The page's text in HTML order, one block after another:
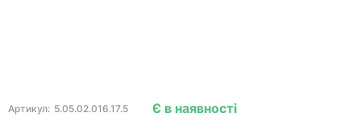
Артикул: 5.05.02.016.17.5 Є в наявності